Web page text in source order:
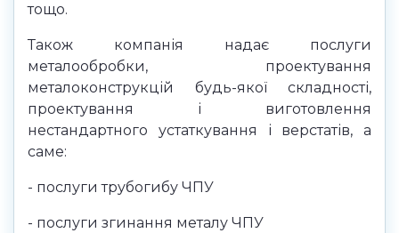
тощо.
Також компанія надає послуги
металообробки, проектування
металоконструкцій будь-якої складності,
проектування і виготовлення
нестандартного устаткування і верстатів, а
саме:
- послуги трубогибу ЧПУ
- послуги згинання металу ЧПУ